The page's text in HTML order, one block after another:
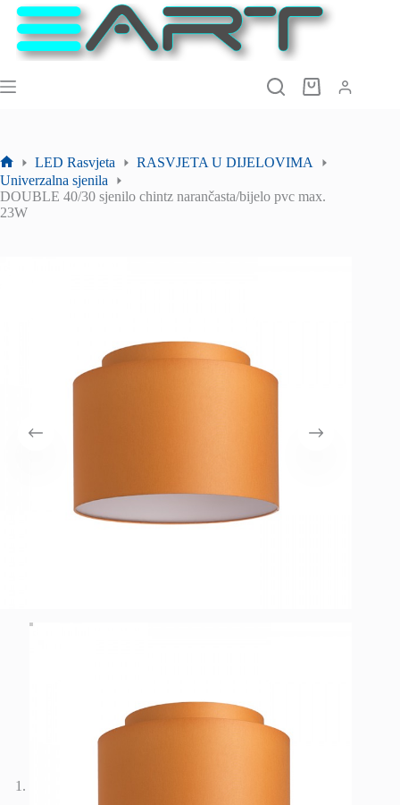
Preskoči
sadržaj
Košarica
Početna
stranica
LED Rasvjeta
RASVJETA U DIJELOVIMA
Univerzalna sjenila
DOUBLE 40/30 sjenilo chintz narančasta/bijelo pvc max.
23W